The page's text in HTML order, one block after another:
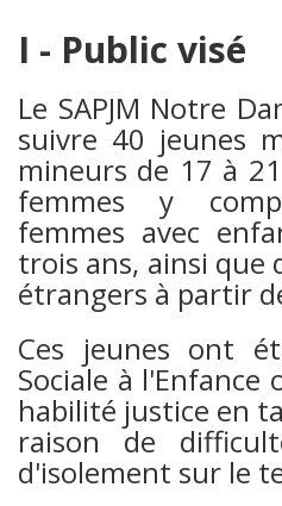
I - Public visé
Le SAPJM Notre
suivre 40 jeunes
mineurs de 17 à
femmes y
femmes avec
trois ans, ainsi que
étrangers à partir
Ces jeunes ont
Sociale à l'Enfance
habilité justice en
raison de
d'isolement sur le